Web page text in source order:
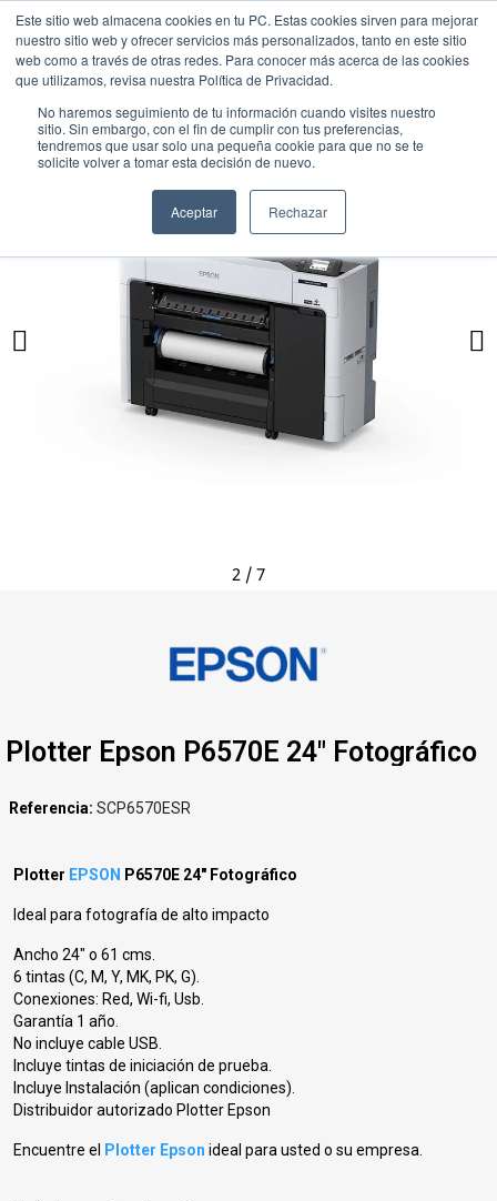
Este sitio web almacena cookies en tu PC. Estas cookies sirven para mejorar
nuestro sitio web y ofrecer servicios más personalizados, tanto en este sitio
web como a través de otras redes. Para conocer más acerca de las cookies
que utilizamos, revisa nuestra Política de Privacidad.
No haremos seguimiento de tu información cuando visites nuestro
sitio. Sin embargo, con el fin de cumplir con tus preferencias,
tendremos que usar solo una pequeña cookie para que no se te
solicite volver a tomar esta decisión de nuevo.
Aceptar Rechazar
2 / 7
Plotter Epson P6570E 24" Fotográfico
Referencia SCP6570ESR
Plotter EPSON P6570E 24" Fotográfico
Ideal para fotografía de alto impacto
Ancho 24" o 61 cms.
6 tintas (C, M, Y, MK, PK, G).
Conexiones: Red, Wi-fi, Usb.
Garantía 1 año.
No incluye cable USB.
Incluye tintas de iniciación de prueba.
Incluye Instalación (aplican condiciones).
Distribuidor autorizado Plotter Epson
Encuentre el Plotter Epson ideal para usted o su empresa.